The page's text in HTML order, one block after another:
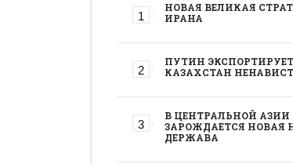
НОВАЯ ВЕЛИКАЯ
ИРАНА
ПУТИН
КАЗАХСТАН
В ЦЕНТРАЛЬНОЙ АЗИИ
ЗАРОЖДАЕТСЯ НОВАЯ
ДЕРЖАВА